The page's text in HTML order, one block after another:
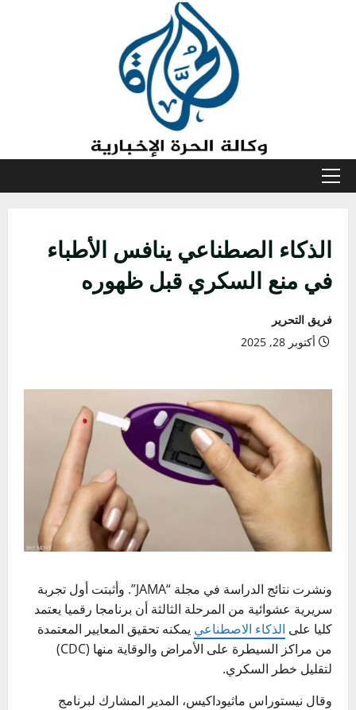
القائمة
الذكاء الصطناعي ينافس الأطباء
في منع السكري قبل ظهوره
فريق التحرير
أكتوبر 28, 2025
ونشرت نتائج الدراسة في مجلة “JAMA”. وأثبتت أول تجربة
سريرية عشوائية من المرحلة الثالثة أن برنامجا رقميا يعتمد
كليا على الذكاء الاصطناعي يمكنه تحقيق المعايير المعتمدة
من مراكز السيطرة على الأمراض والوقاية منها (CDC)
لتقليل خطر السكري.
وقال نيستوراس ماثيوداكيس، المدير المشارك لبرنامج